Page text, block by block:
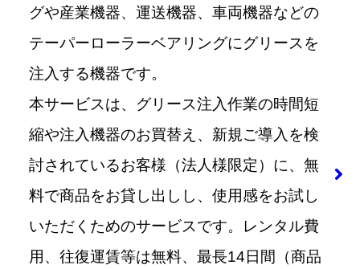
グや産業機器、運送機器、車両機器などの
テーパーローラーベアリングにグリースを
注入する機器です。
本サービスは、グリース注入作業の時間短
縮や注入機器のお買替え、新規ご導入を検
討されているお客様（法人様限定）に、無
料で商品をお貸し出しし、使用感をお試し
いただくためのサービスです。レンタル費
用、往復運賃等は無料、最長14日間（商品